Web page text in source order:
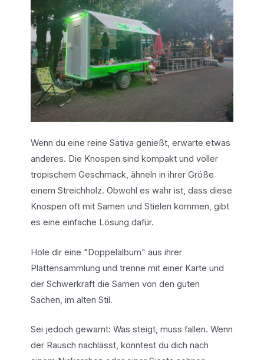
Wenn du eine reine Sativa genießt, erwarte etwas
anderes. Die Knospen sind kompakt und voller
tropischem Geschmack, ähneln in ihrer Größe
einem Streichholz. Obwohl es wahr ist, dass diese
Knospen oft mit Samen und Stielen kommen, gibt
es eine einfache Lösung dafür.
Hole dir eine "Doppelalbum" aus ihrer
Plattensammlung und trenne mit einer Karte und
der Schwerkraft die Samen von den guten
Sachen, im alten Stil.
Sei jedoch gewarnt: Was steigt, muss fallen. Wenn
der Rausch nachlässt, könntest du dich nach